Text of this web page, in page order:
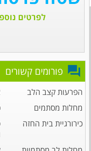
פורומים קשורים
הפרעות קצב הלב
מחלות מסתמים
כירורגיית בית החזה